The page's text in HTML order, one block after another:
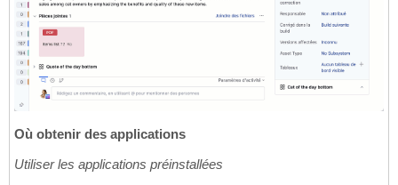
Où obtenir des applications
Utiliser les applications préinstallées